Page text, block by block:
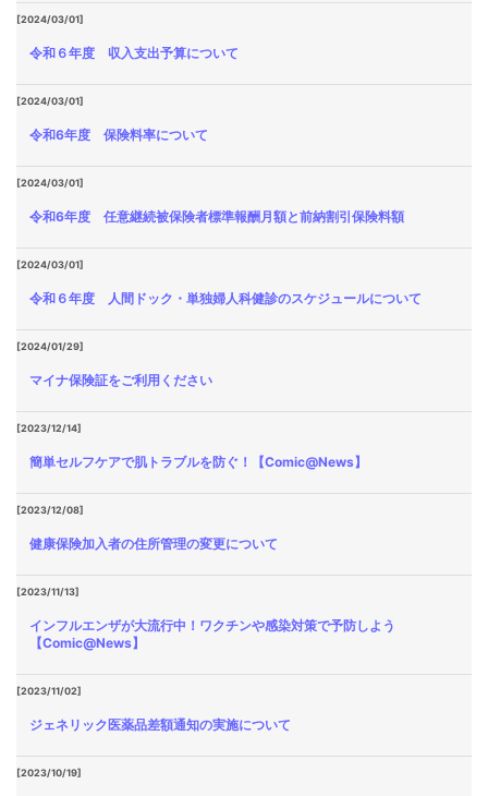
[2024/03/01]
令和６年度 収入支出予算について
[2024/03/01]
令和6年度 保険料率について
[2024/03/01]
令和6年度 任意継続被保険者標準報酬月額と前納割引保険料額
[2024/03/01]
令和６年度 人間ドック・単独婦人科健診のスケジュールについて
[2024/01/29]
マイナ保険証をご利用ください
[2023/12/14]
簡単セルフケアで肌トラブルを防ぐ！【Comic@News】
[2023/12/08]
健康保険加入者の住所管理の変更について
[2023/11/13]
インフルエンザが大流行中！ワクチンや感染対策で予防しよう
【Comic@News】
[2023/11/02]
ジェネリック医薬品差額通知の実施について
[2023/10/19]